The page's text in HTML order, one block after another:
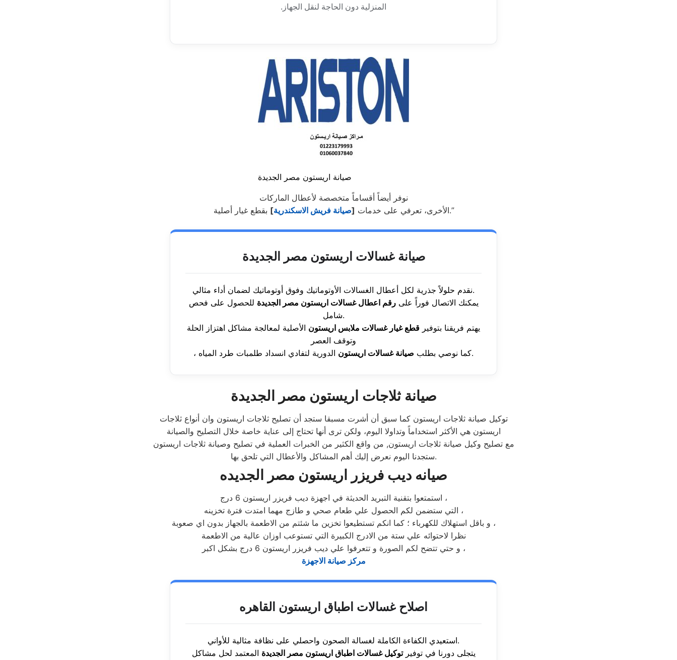
المنزلية دون الحاجة لنقل الجهاز.
صيانة اريستون مصر الجديدة
نوفر أيضاً أقساماً متخصصة لأعطال الماركات
الأخرى، تعرفي على خدمات [صيانة فريش الاسكندرية] بقطع غيار أصلية.”
صيانة غسالات اريستون مصر الجديدة
نقدم حلولاً جذرية لكل أعطال الغسالات الأوتوماتيك وفوق أوتوماتيك لضمان أداء مثالي.
يمكنك الاتصال فوراً علىرقم اعطال غسالات اريستون مصر الجديدة للحصول على فحص
شامل.
يهتم فريقنا بتوفير قطع غيار غسالات ملابس اريستون الأصلية لمعالجة مشاكل اهتزاز الحلة
وتوقف العصر
، كما نوصي بطلب صيانة غسالات اريستون الدورية لتفادي انسداد طلمبات طرد المياه.
صيانة ثلاجات اريستون مصر الجديدة
توكيل صيانة ثلاجات اريستون كما سبق أن أشرت مسبقا ستجد أن تصليح ثلاجات اريستون وان أنواع ثلاجات
اريستون هي الأكثر استخداماً وتداولا اليوم، ولكن ترى أنها تحتاج إلى عناية خاصة خلال التصليح والصيانة
مع تصليح وكيل صيانة ثلاجات اريستون, من واقع الكثير من الخبرات العملية في تصليح وصيانة ثلاجات اريستون
ستجدنا اليوم نعرض إليك أهم المشاكل والأعطال التي تلحق بها.
صيانه ديب فريزر اريستون مصر الجديده
استمتعوا بتقنية التبريد الحديثة في اجهزة ديب فريزر اريستون 6 درج ،
التي ستضمن لكم الحصول علي طعام صحي و طازج مهما امتدت فترة تخزينه ،
و باقل استهلاك للكهرباء ؛ كما انكم تستطيعوا تخزين ما شئتم من الاطعمة بالجهاز بدون اي صعوبة ،
نظرا لاحتوائه علي ستة من الادرج الكبيرة التي تستوعب اوزان عالية من الاطعمة
و حتي تتضح لكم الصورة و تتعرفوا علي ديب فريزر اريستون 6 درج بشكل اكبر ،
مركز صيانة الاجهزة
اصلاح غسالات اطباق اريستون القاهره
استعيدي الكفاءة الكاملة لغسالة الصحون واحصلي على نظافة مثالية للأواني.
يتجلى دورنا في توفيرتوكيل غسالات اطباق اريستون مصر الجديدة المعتمد لحل مشاكل